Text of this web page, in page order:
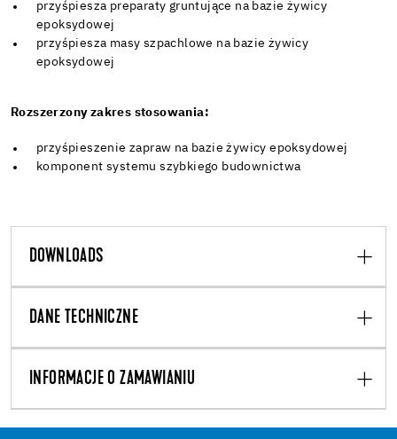
przyśpiesza preparaty gruntujące na bazie żywicy
epoksydowej
przyśpiesza masy szpachlowe na bazie żywicy
epoksydowej
Rozszerzony zakres stosowania:
przyśpieszenie zapraw na bazie żywicy epoksydowej
komponent systemu szybkiego budownictwa
DOWNLOADS
DANE TECHNICZNE
INFORMACJE O ZAMAWIANIU